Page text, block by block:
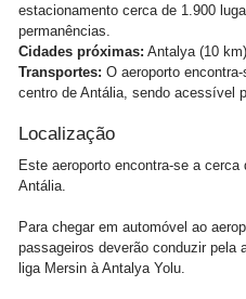
estacionamento cerca de 1.900
permanências.
Cidades próximas: Antalya (10
Transportes: O aeroporto
centro de Antália, sendo acessível
Localização
Este aeroporto encontra-se a
Antália.
Para chegar em automóvel ao
passageiros deverão conduzir pela
liga Mersin à Antalya Yolu.